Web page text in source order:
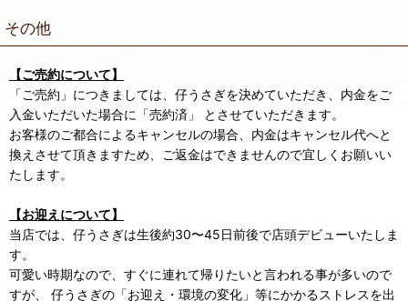
その他
【ご売約について】
「ご売約」につきましては、仔うさぎを決めていただき、内金をご
入金いただいた場合に「売約済」 とさせていただきます。
お客様のご都合によるキャンセルの場合、内金はキャンセル代へと
換えさせて頂きますため、ご返金はできませんので宜しくお願いい
たします。
【お迎えについて】
当店では、仔うさぎは生後約30〜45日前後で店頭デビューいたしま
す。
可愛い時期なので、すぐに連れて帰りたいと言われる事が多いので
すが、 仔うさぎの「お迎え・環境の変化」等にかかるストレスを出